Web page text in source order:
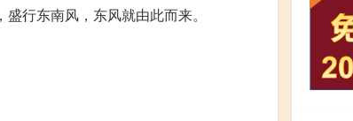
行东南风，东风就由此而来。